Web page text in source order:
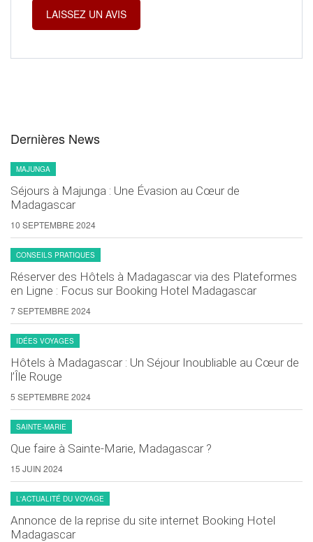
Dernières News
MAJUNGA
Séjours à Majunga : Une Évasion au Cœur de
Madagascar
10 SEPTEMBRE 2024
CONSEILS PRATIQUES
Réserver des Hôtels à Madagascar via des Plateformes
en Ligne : Focus sur Booking Hotel Madagascar
7 SEPTEMBRE 2024
IDÉES VOYAGES
Hôtels à Madagascar : Un Séjour Inoubliable au Cœur de
l’Île Rouge
5 SEPTEMBRE 2024
SAINTE-MARIE
Que faire à Sainte-Marie, Madagascar ?
15 JUIN 2024
L'ACTUALITÉ DU VOYAGE
Annonce de la reprise du site internet Booking Hotel
Madagascar